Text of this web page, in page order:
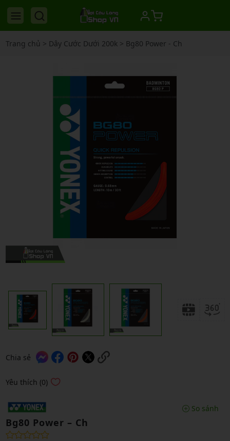
Trang chủ > Dây Cước Dưới 200k> Bg80 Power - Ch
Chia sẻ
Yêu thích (0)
So sánh
Bg80 Power – Ch